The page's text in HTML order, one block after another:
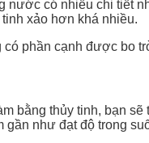
nước có nhiều chi tiết
xảo hơn khá nhiều.
phần cạnh được bo
bằng thủy tinh, bạn
như đạt độ trong